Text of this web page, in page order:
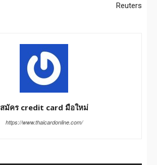
Reuters
สมัคร credit card มือใหม่
https://www.thaicardonline.com/